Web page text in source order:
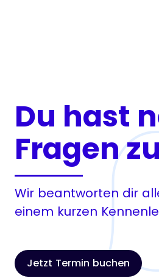
Du hast
Fragen
Wir beantworten dir
einem kurzen
Jetzt Termin buchen